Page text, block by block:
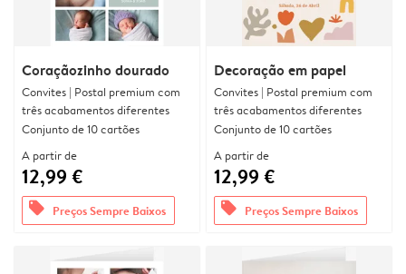
Coraçãozinho dourado
Convites | Postal premium com
três acabamentos diferentes
Conjunto de 10 cartões
A partir de
12,99 €
offers Preços Sempre Baixos
Decoração em papel
Convites | Postal premium com
três acabamentos diferentes
Conjunto de 10 cartões
A partir de
12,99 €
offers Preços Sempre Baixos